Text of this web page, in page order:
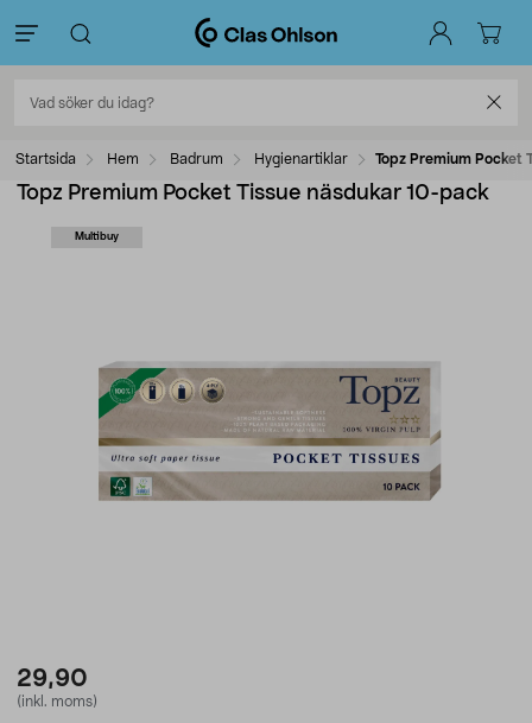
Startsida Hem Badrum Hygienartiklar Topz Premium Pocket
Topz Premium Pocket Tissue näsdukar 10-pack
Multibuy
29,90
(inkl. moms)